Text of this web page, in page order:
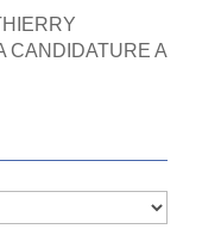
CANDIDATURE A